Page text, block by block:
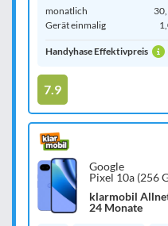
monatlich
Gerät einmalig
Handyhase Effektivpreis
7.9
Google
Pixel 10a (256
klarmobil
24 Monate